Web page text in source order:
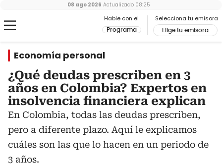
Hable con el
Programa
Selecciona tu emisora
Elige tu emisora
08 ago 2026 Actualizado 08:25
Economía personal
¿Qué deudas prescriben en 3
años en Colombia? Expertos en
insolvencia financiera explican
En Colombia, todas las deudas prescriben,
pero a diferente plazo. Aquí le explicamos
cuáles son las que lo hacen en un periodo de
3 años.